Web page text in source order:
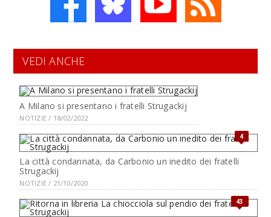
VEDI ANCHE
A Milano si presentano i fratelli Strugackij
NOTIZIE / 18/02/2022
4
La città condannata, da Carbonio un inedito dei fratelli
Strugackij
NOTIZIE / 21/10/2020
43